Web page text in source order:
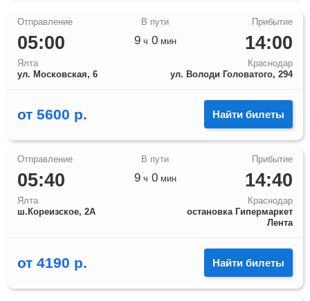
05:00
Ялта
ул. Московская, 6
14:00
Краснодар
ул. Володи Головатого, 294
9ч 0мин
от 5600 р. Найти билеты
05:40
Ялта
ш.Кореизское, 2А
14:40
Краснодар
остановка Гипермаркет
Лента
9ч 0мин
от 4190 р. Найти билеты